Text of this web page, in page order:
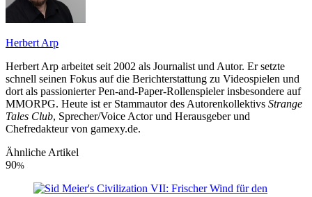
Herbert Arp
Herbert Arp arbeitet seit 2002 als Journalist und Autor. Er setzte
schnell seinen Fokus auf die Berichterstattung zu Videospielen und
dort als passionierter Pen-and-Paper-Rollenspieler insbesondere auf
MMORPG. Heute ist er Stammautor des Autorenkollektivs Strange
Tales Club, Sprecher/Voice Actor und Herausgeber und
Chefredakteur von gamexy.de.
Ähnliche Artikel
90%